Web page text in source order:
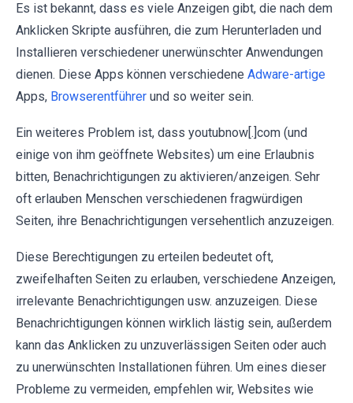
Es ist bekannt, dass es viele Anzeigen gibt, die nach dem
Anklicken Skripte ausführen, die zum Herunterladen und
Installieren verschiedener unerwünschter Anwendungen
dienen. Diese Apps können verschiedene Adware-artige
Apps, Browserentführer und so weiter sein.
Ein weiteres Problem ist, dass youtubnow[.]com (und
einige von ihm geöffnete Websites) um eine Erlaubnis
bitten, Benachrichtigungen zu aktivieren/anzeigen. Sehr
oft erlauben Menschen verschiedenen fragwürdigen
Seiten, ihre Benachrichtigungen versehentlich anzuzeigen.
Diese Berechtigungen zu erteilen bedeutet oft,
zweifelhaften Seiten zu erlauben, verschiedene Anzeigen,
irrelevante Benachrichtigungen usw. anzuzeigen. Diese
Benachrichtigungen können wirklich lästig sein, außerdem
kann das Anklicken zu unzuverlässigen Seiten oder auch
zu unerwünschten Installationen führen. Um eines dieser
Probleme zu vermeiden, empfehlen wir, Websites wie